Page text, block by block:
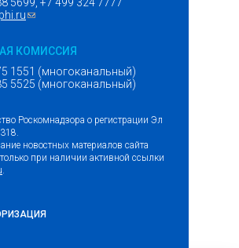
(ссылка для отправки email)
КОМИССИЯ
1551 (многоканальный)
5525 (многоканальный)
Роскомнадзора о регистрации Эл
новостных материалов сайта
при наличии активной ссылки